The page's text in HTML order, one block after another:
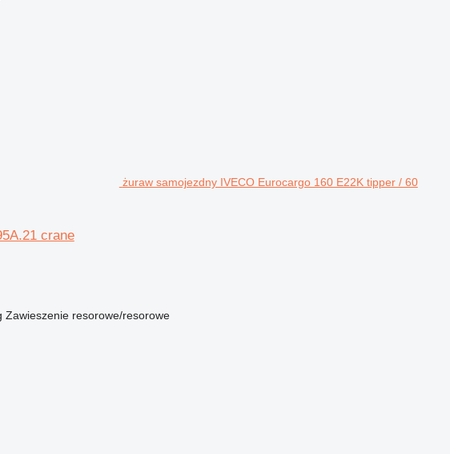
żuraw samojezdny IVECO Eurocargo 160 E22K tipper / 60
crane
Zawieszenie resorowe/resorowe